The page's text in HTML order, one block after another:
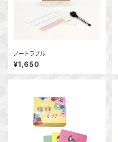
ノートラブル
¥1,650